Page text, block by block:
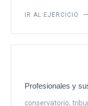
IR AL EJERCICIO
Profesionales y
conservatorio,